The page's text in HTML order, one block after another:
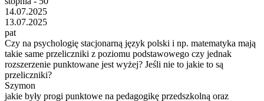
14.07.2025
13.07.2025
pat
Czy na psychologię stacjonarną język polski i np. matematyka mają
takie same przeliczniki z poziomu podstawowego czy jednak
rozszerzenie punktowane jest wyżej? Jeśli nie to jakie to są
przeliczniki?
Szymon
jakie były progi punktowe na pedagogikę przedszkolną oraz